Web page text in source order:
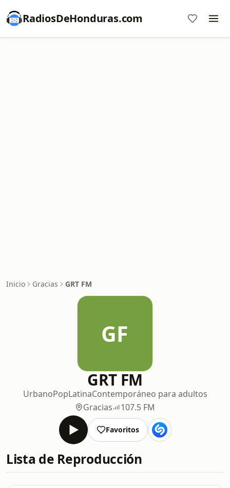
RadiosDeHonduras.com
Inicio Gracias GRT FM
GF
GRT FM
UrbanoPopLatinaContemporáneo para adultos
Gracias
107.5 FM
Favoritos
Lista de Reproducción